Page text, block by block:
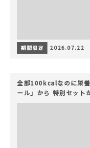
期間限定 2026.07.22
全部100kcalなのに栄
ール」から 特別セット